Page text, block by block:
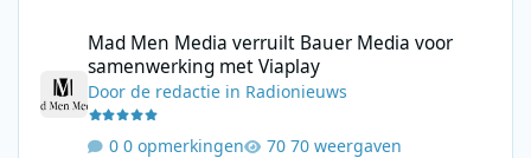
Mad Men Media verruilt Bauer Media voor
samenwerking met Viaplay
Doorde redactie in Radionieuws
0 opmerkingen 70 weergaven